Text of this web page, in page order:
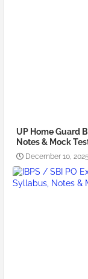
UP Home Guard
Notes & Mock
December 10, 2025